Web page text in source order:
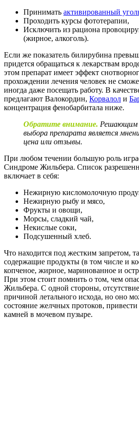
Принимать активированный
Проходить курсы фототерапии,
Исключить из рациона
(жирное, алкоголь).
Если же показатель билирубина
придется обращаться к лекарствам
этом препарат имеет эффект
прохождении лечения человек не
иногда даже посещать работу. В
предлагают Валокордин, Корвалол и
концентрация фенобарбитала ниже.
Обратите внимание. Решающим
выбора препарата является
цена или отзывы.
При любом течении большую роль
Синдроме Жильбера. Список
включает в себя:
Нежирную кисломолочную
Нежирную рыбу и мясо,
Фрукты и овощи,
Морсы, сладкий чай,
Некислые соки,
Подсушенный хлеб.
Что находится под жестким запретом,
содержащие продукты (в том числе и
копченое, жирное, маринованное и
При этом стоит помнить о том, чем
Жильбера. С одной стороны,
причиной летального исхода, но оно
состояние желчных протоков,
камней в мочевом пузыре.